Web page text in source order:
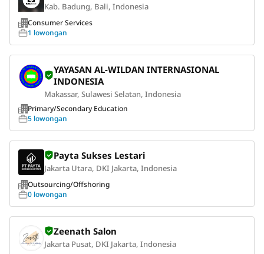
Kab. Badung, Bali, Indonesia
Consumer Services
1 lowongan
YAYASAN AL-WILDAN INTERNASIONAL
INDONESIA
Makassar, Sulawesi Selatan, Indonesia
Primary/Secondary Education
5 lowongan
Payta Sukses Lestari
Jakarta Utara, DKI Jakarta, Indonesia
Outsourcing/Offshoring
0 lowongan
Zeenath Salon
Jakarta Pusat, DKI Jakarta, Indonesia